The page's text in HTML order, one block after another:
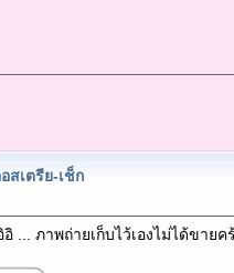
สเตรีย-เช็ก
ภาพถ่ายเก็บไว้เองไม่ได้ขายค